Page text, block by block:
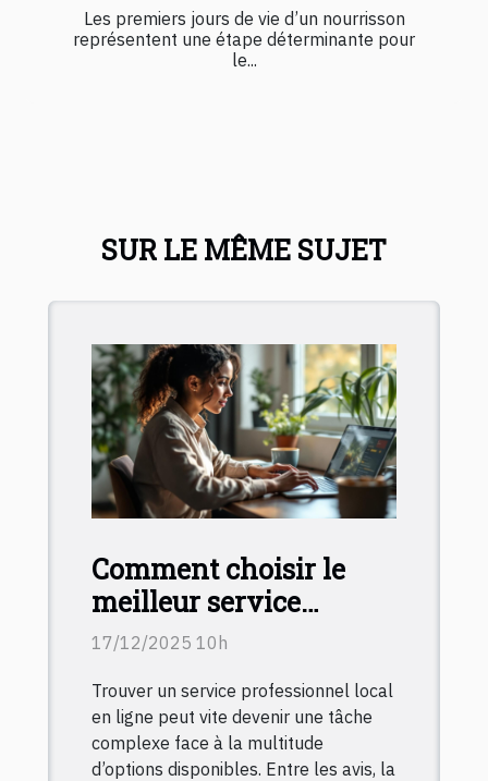
Les premiers jours de vie d’un nourrisson
représentent une étape déterminante pour
le...
SUR LE MÊME SUJET
Comment choisir le
meilleur service
professionnel local en
17/12/2025 10h
Trouver un service professionnel local
en ligne peut vite devenir une tâche
complexe face à la multitude
d’options disponibles. Entre les avis, la